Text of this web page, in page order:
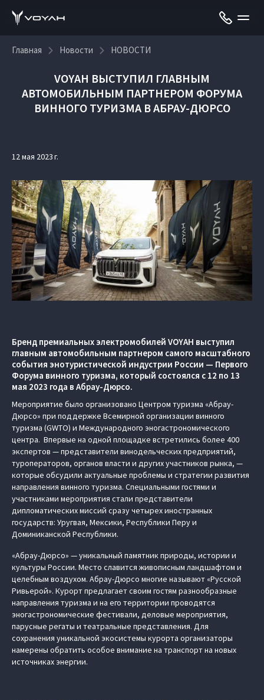
Главная Новости НОВОСТИ
VOYAH ВЫСТУПИЛ ГЛАВНЫМ
АВТОМОБИЛЬНЫМ ПАРТНЕРОМ ФОРУМА
ВИННОГО ТУРИЗМА В АБРАУ-ДЮРСО
12 мая 2023 г.
Бренд премиальных электромобилей VOYAH выступил
главным автомобильным партнером самого масштабного
события энотуристической индустрии России — Первого
Форума винного туризма, который состоялся с 12 по 13
мая 2023 года в Абрау-Дюрсо.
Мероприятие было организовано Центром туризма «Абрау-
Дюрсо» при поддержке Всемирной организации винного
туризма (GWTO) и Международного эногастрономического
центра. Впервые на одной площадке встретились более 400
экспертов — представители винодельческих предприятий,
туроператоров, органов власти и других участников рынка, —
которые обсудили актуальные проблемы и стратегии развития
направления винного туризма. Специальными гостями и
участниками мероприятия стали представители
дипломатических миссий сразу четырех иностранных
государств: Уругвая, Мексики, Республики Перу и
Доминиканской Республики.
«Абрау-Дюрсо» — уникальный памятник природы, истории и
культуры России. Место славится живописным ландшафтом и
целебным воздухом. Абрау-Дюрсо многие называют «Русской
Ривьерой». Курорт предлагает своим гостям разнообразные
направления туризма и на его территории проводятся
эногастрономические фестивали, деловые мероприятия,
парусные регаты и театральные представления. Для
сохранения уникальной экосистемы курорта организаторы
намерены обратить особое внимание на транспорт на новых
источниках энергии.